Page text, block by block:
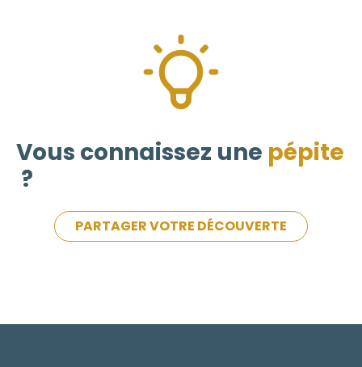
Vous connaissez une pépite
?
PARTAGER VOTRE DÉCOUVERTE